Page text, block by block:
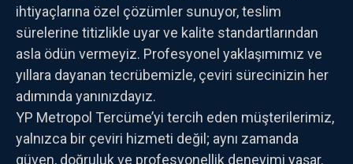
ihtiyaçlarına özel çözümler sunuyor, teslim
sürelerine titizlikle uyar ve kalite standartlarından
asla ödün vermeyiz. Profesyonel yaklaşımımız ve
yıllara dayanan tecrübemizle, çeviri sürecinizin her
adımında yanınızdayız.
YP Metropol Tercüme’yi tercih eden müşterilerimiz,
yalnızca bir çeviri hizmeti değil; aynı zamanda
güven, doğruluk ve profesyonellik deneyimi yaşar.